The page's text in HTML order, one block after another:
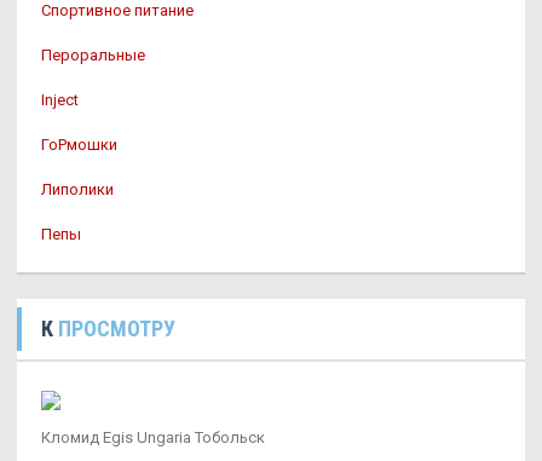
Спортивное питание
Пероральные
Inject
ГоРмошки
Липолики
Пепы
К ПРОСМОТРУ
Кломид Egis Ungaria Тобольск